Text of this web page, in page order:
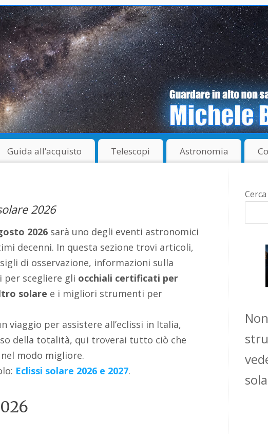
Guida all’acquisto Telescopi Astronomia
2026
2026 sarà uno degli eventi astronomici
decenni. In questa sezione trovi articoli,
di osservazione, informazioni sulla
per scegliere gli occhiali certificati per
solare e i migliori strumenti per
viaggio per assistere all’eclissi in Italia,
della totalità, qui troverai tutto ciò che
modo migliore.
Eclissi solare 2026 e 2027.
Cerca